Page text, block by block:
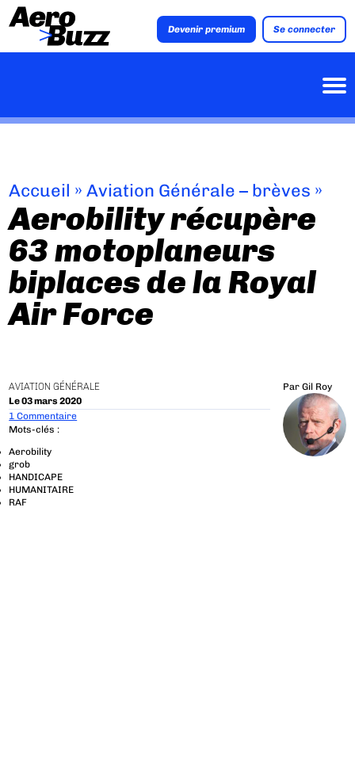
Devenir premium Se connecter
Accueil »Aviation Générale – brèves »
Aerobility récupère
63 motoplaneurs
biplaces de la Royal
Air Force
AVIATION GÉNÉRALE
Le 03 mars 2020
Par Gil Roy
1 Commentaire
Mots-clés :
Aerobility
grob
HANDICAPE
HUMANITAIRE
RAF